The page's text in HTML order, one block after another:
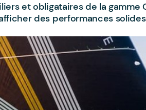
et obligataires de la gamme
des performances